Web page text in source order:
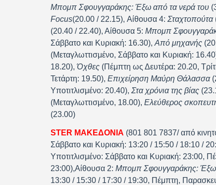
Μπομπ Σφουγγαράκης: Έξω από τα νερά του
Focus(20.00 / 22.15), Αίθουσα 4: Σταχτοπούτα
(20.40 / 22.40), Αίθουσα 5: Μπομπ
Σάββατο και Κυριακή: 16.30), Από μηχανής
(Μεταγλωττισμένο, Σάββατο και Κυριακή:
18.20), Όχθες (Πέμπτη ως Δευτέρα: 20.20,
Τετάρτη: 19.50), Επιχείρηση Μαύρη Θάλασσα
Υποτιτλισμένο: 20.40), Στα χρόνια της βίας
(Μεταγλωττισμένο, 18.00), Ελεύθερος
(23.00)
STER ΜΑΚΕΔΟΝΙΑ (801 801 7837/ από
Σάββατο και Κυριακή: 13:20 / 15:50 / 18:10 /
Υποτιτλισμένο: Σάββατο και Κυριακή: 23:00,
23:00),Αίθουσα 2: Μπομπ Σφουγγαράκης: Έξω
13:30 / 15:30 / 17:30 / 19:30, Πέμπτη,